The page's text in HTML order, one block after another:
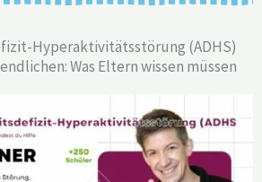
Hyperaktivitätsstörung (ADHS)
Was Eltern wissen müssen